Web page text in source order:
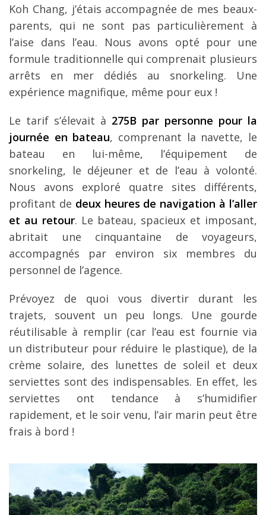
Koh Chang, j’étais accompagnée de mes beaux-
parents, qui ne sont pas particulièrement à
l’aise dans l’eau. Nous avons opté pour une
formule traditionnelle qui comprenait plusieurs
arrêts en mer dédiés au snorkeling. Une
expérience magnifique, même pour eux !
Le tarif s’élevait à 275B par personne pour la
journée en bateau, comprenant la navette, le
bateau en lui-même, l’équipement de
snorkeling, le déjeuner et de l’eau à volonté.
Nous avons exploré quatre sites différents,
profitant de deux heures de navigation à l’aller
et au retour. Le bateau, spacieux et imposant,
abritait une cinquantaine de voyageurs,
accompagnés par environ six membres du
personnel de l’agence.
Prévoyez de quoi vous divertir durant les
trajets, souvent un peu longs. Une gourde
réutilisable à remplir (car l’eau est fournie via
un distributeur pour réduire le plastique), de la
crème solaire, des lunettes de soleil et deux
serviettes sont des indispensables. En effet, les
serviettes ont tendance à s’humidifier
rapidement, et le soir venu, l’air marin peut être
frais à bord !